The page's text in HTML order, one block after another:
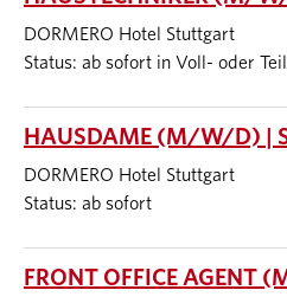
DORMERO Hotel Stuttgart
Status: ab sofort in Voll- oder
HAUSDAME (M/W/D) |
DORMERO Hotel Stuttgart
Status: ab sofort
FRONT OFFICE AGENT